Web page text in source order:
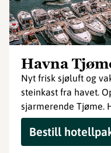
Havna
Nyt frisk sjøluft og
steinkast fra havet.
sjarmerende Tjøme.
deg som skal bo flere
Bestill